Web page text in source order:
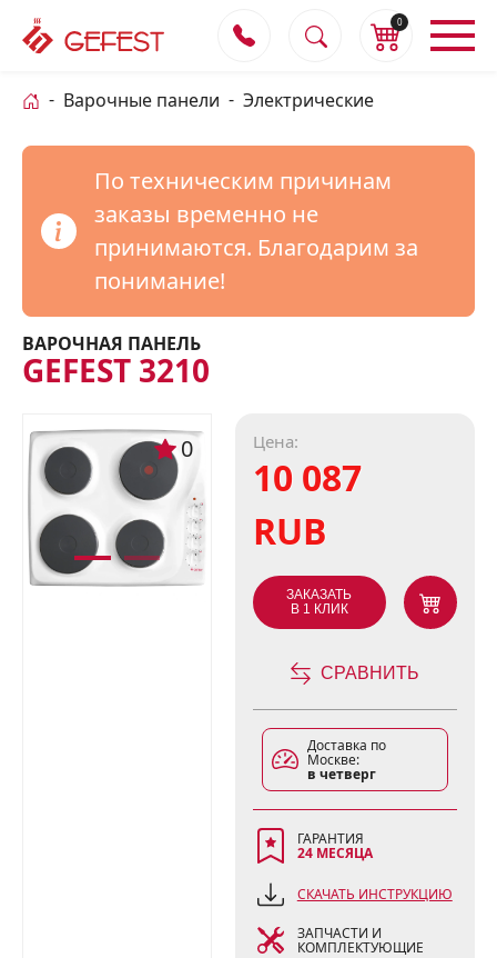
0
Варочные панели Электрические
По техническим причинам
заказы временно не
принимаются. Благодарим за
понимание!
ВАРОЧНАЯ ПАНЕЛЬ
GEFEST 3210
0 Цена:
10 087
RUB
ЗАКАЗАТЬ
В 1 КЛИК
СРАВНИТЬ
Доставка по
Москве:
в четверг
ГАРАНТИЯ
24 МЕСЯЦА
СКАЧАТЬ ИНСТРУКЦИЮ
ЗАПЧАСТИ И
КОМПЛЕКТУЮЩИЕ